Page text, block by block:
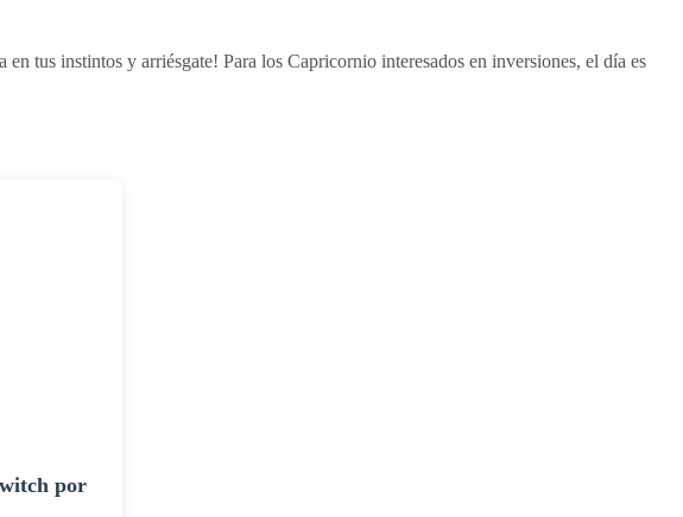
tus instintos y arriésgate! Para los Capricornio interesados en inversiones, el día es
por